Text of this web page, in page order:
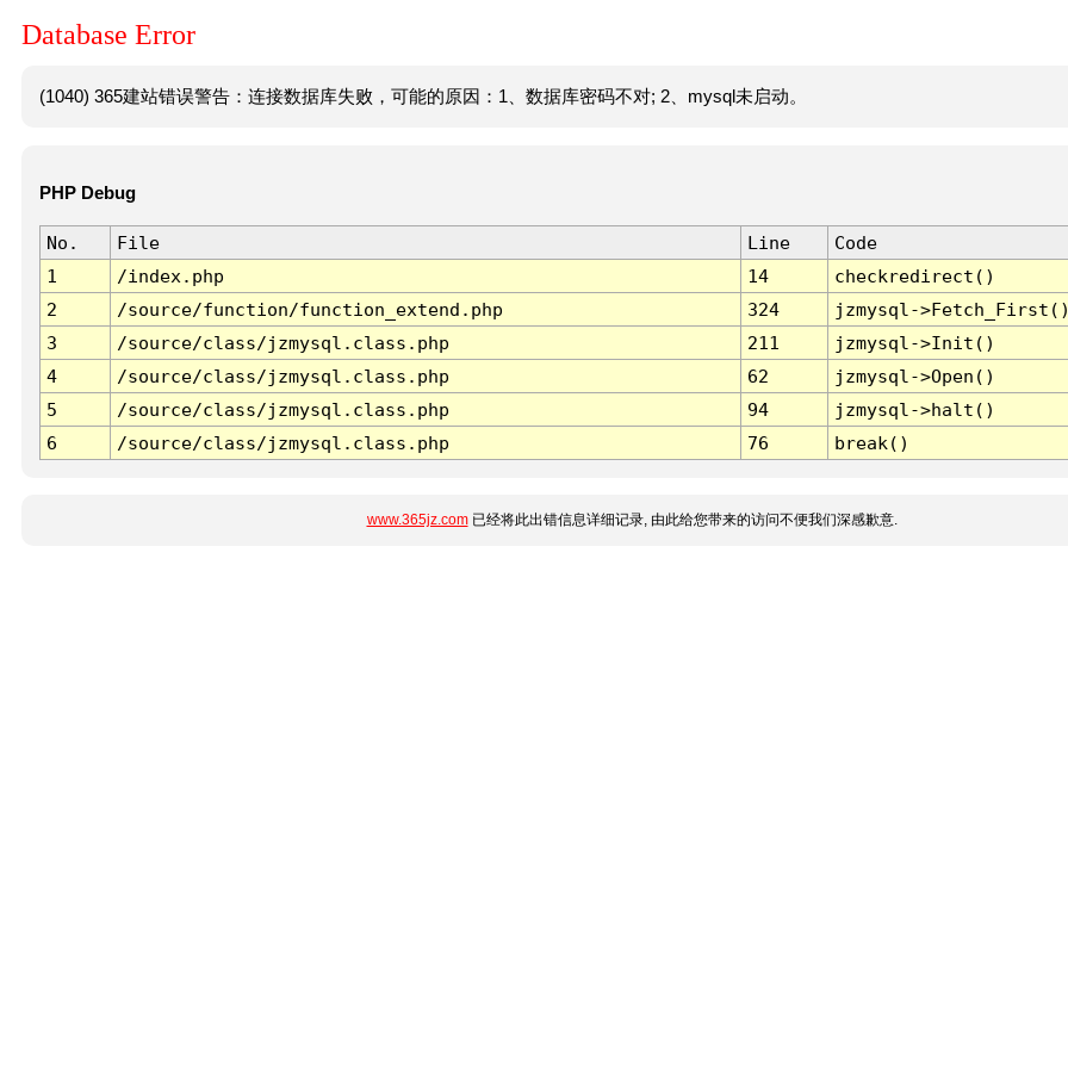
Database Error
(1040) 365建站错误警告：连接数据库失败，可能的原因：1、数据库密码不对; 2、mysql未启动。
PHP Debug
No. File Line
Code
1
/index.php 14
checkredirect()
2
/source/function/function_extend.php 324
jzmysql-
3
/source/class/jzmysql.class.php 211
jzmysql->Init()
4
/source/class/jzmysql.class.php 62
jzmysql->Open()
5
/source/class/jzmysql.class.php 94
jzmysql->halt()
6
/source/class/jzmysql.class.php 76 break()
www.365jz.com已经将此出错信息详细记录, 由此给您带来的访问不便我们深感歉意.